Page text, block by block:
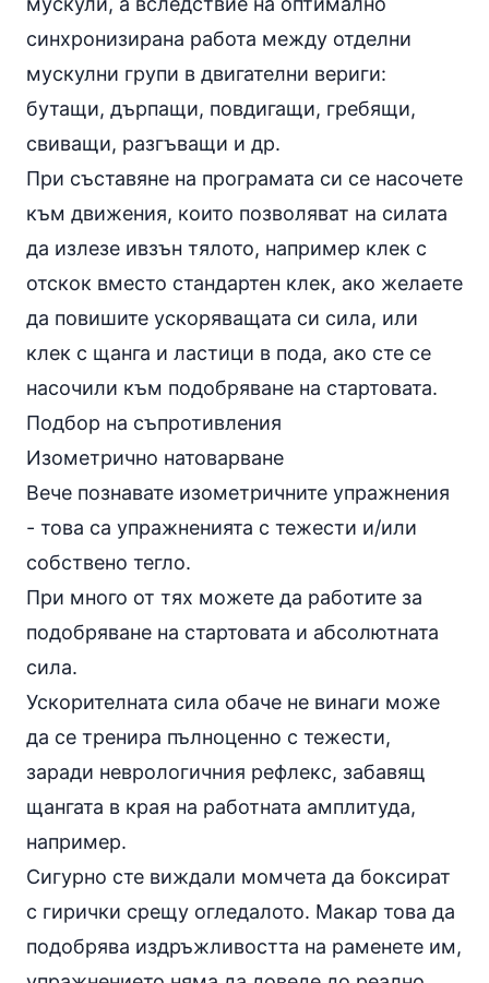
синхронизирана работа между отделни
мускулни групи в двигателни вериги:
бутащи, дърпащи, повдигащи, гребящи,
свиващи, разгъващи и др.
При съставяне на програмата си се насочете
към движения, които позволяват на силата
да излезе ивзън тялото, например клек с
отскок вместо стандартен клек, ако желаете
да повишите ускоряващата си сила, или
клек с щанга и ластици в пода, ако сте се
насочили към подобряване на стартовата.
Подбор на съпротивления
Изометрично натоварване
Вече познавате изометричните упражнения
- това са упражненията с тежести и/или
собствено тегло.
При много от тях можете да работите за
подобряване на стартовата и абсолютната
сила.
Ускорителната сила обаче не винаги може
да се тренира пълноценно с тежести,
заради неврологичния рефлекс, забавящ
щангата в края на работната амплитуда,
например.
Сигурно сте виждали момчета да боксират
с гирички срещу огледалото. Макар това да
подобрява издръжливостта на раменете им,